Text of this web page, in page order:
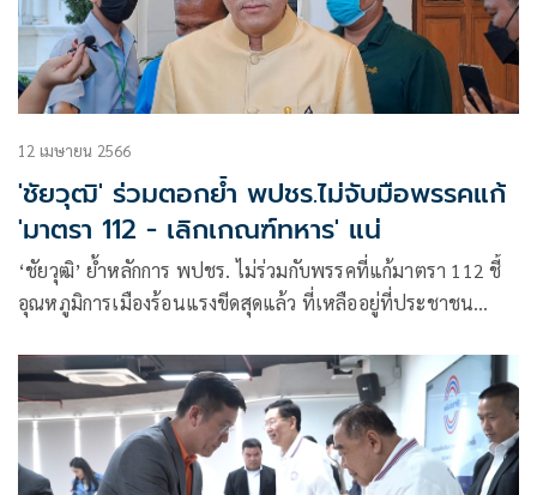
12 เมษายน 2566
'ชัยวุฒิ' ร่วมตอกย้ำ พปชร.ไม่จับมือพรรคแก้
'มาตรา 112 - เลิกเกณฑ์ทหาร' แน่
‘ชัยวุฒิ’ ย้ำหลักการ พปชร. ไม่ร่วมกับพรรคที่แก้มาตรา 112 ชี้
อุณหภูมิการเมืองร้อนแรงขีดสุดแล้ว ที่เหลืออยู่ที่ประชาชน